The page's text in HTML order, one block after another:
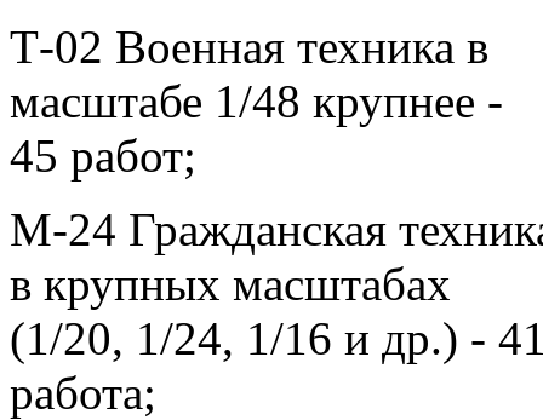
Т-02 Военная техника в
масштабе 1/48 крупнее -
45 работ;
М-24 Гражданская
в крупных масштабах
(1/20, 1/24, 1/16 и др.) -
работа;